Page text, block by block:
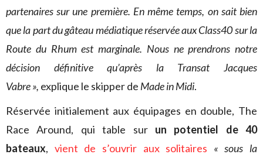
partenaires sur une première. En même temps, on sait bien
que la part du gâteau médiatique réservée aux Class40 sur la
Route du Rhum est marginale. Nous ne prendrons notre
décision définitive qu’après la Transat Jacques
Vabre », explique le skipper de Made in Midi.
Réservée initialement aux équipages en double, The
Race Around, qui table sur un potentiel de 40
bateaux, vient de s’ouvrir aux solitaires « sous la